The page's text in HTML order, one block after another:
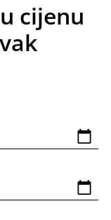
uključenim
s maskom
kupanja
cijenu